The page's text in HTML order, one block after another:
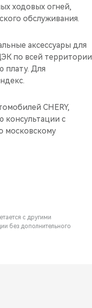
ходовых огней,
обслуживания.
аксессуары для
по всей территории
плату. Для
CHERY,
с
московскому
с другими
без дополнительного